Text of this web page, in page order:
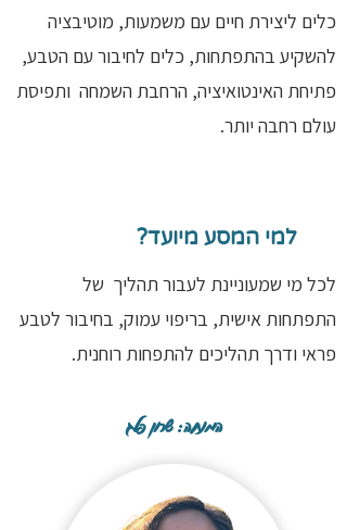
כלים ליצירת חיים עם משמעות, מוטיבציה
להשקיע בהתפתחות, כלים לחיבור עם הטבע,
פתיחת האינטואיציה, הרחבת השמחה ותפיסת
עולם רחבה יותר.
למי המסע מיועד?
לכל מי שמעוניינת לעבור תהליך של
התפתחות אישית, בריפוי עמוק, בחיבור לטבע
פראי ודרך תהליכים להתפחות רוחנית.
המנחה: שרון פלג